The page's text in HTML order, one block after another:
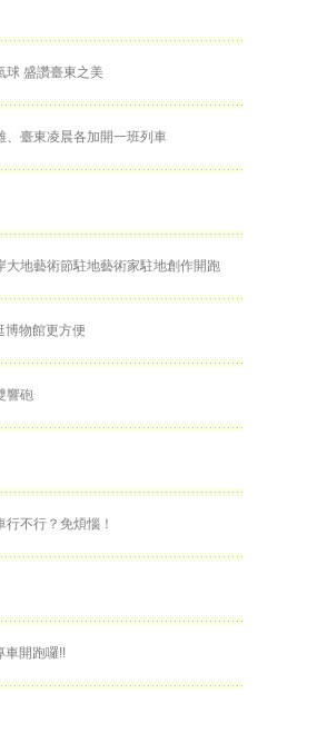
球 盛讚臺東之美
、臺東凌晨各加開一班列車
大地藝術節駐地藝術家駐地創作開跑
博物館更方便
響砲
不行？免煩惱！
車開跑囉!!